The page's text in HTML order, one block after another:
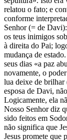
relatou o fato; e
conforme
Senhor (= de
os teus inimigos
à direita do Pai;
mudança de
seus dias «a paz
novamente, o
lua deixe de
esposa de Davi,
Logicamente, ela
Nosso Senhor diz
sido feitos em
não significa que
Jesus promete que